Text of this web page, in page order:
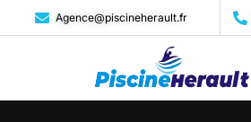
Agence@piscineherault.fr